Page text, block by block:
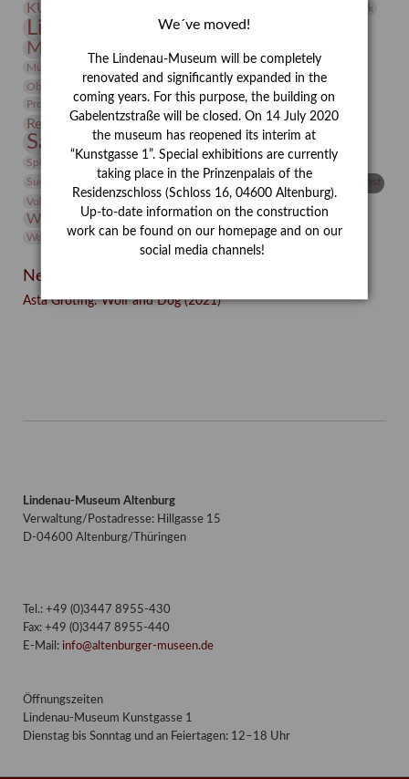
KUNSTWAND Lehmbruck
Lindenau-Museum Marstall
Museumsgeschichte
Museumspädagogik Natur
Neue Remise
Objekt im Fokus
Peter Schnürpel Phelloplastik
Provenienz
Provenienzforschung
Restaurierung Restitution Rudi Lesser Ruth Wolf-Rehfeld
Sammlung Samstagszeichner Skulptur
Sonderausstellung
Sphinx
studio Studio Bildende Kunst
studioDIGITAL
Suermondt-Ludwig-Museum
Vermittlung Video
Videokunst
Volontariat
Weihnachten
Werkbetrachtung Winter Wissenschaft
Wolf and Dog
Wolf und Hund
Zirkuswoche
Neueste Beiträge
Asta Gröting: Wolf and Dog (2021)
Lindenau-Museum Altenburg
Verwaltung/Postadresse: Hillgasse 15
D-04600 Altenburg/Thüringen
Tel.: +49 (0)3447 8955-430
Fax: +49 (0)3447 8955-440
E-Mail: info@altenburger-museen.de
Öffnungszeiten
Lindenau-Museum Kunstgasse 1
Dienstag bis Sonntag und an Feiertagen: 12–18 Uhr
We´ve moved!
The Lindenau-Museum will be completely
renovated and significantly expanded in the
coming years. For this purpose, the building on
Gabelentzstraße will be closed. On 14 July 2020
the museum has reopened its interim at
“Kunstgasse 1”. Special exhibitions are currently
taking place in the Prinzenpalais of the
Residenzschloss (Schloss 16, 04600 Altenburg).
Up-to-date information on the construction
work can be found on our homepage and on our
social media channels!